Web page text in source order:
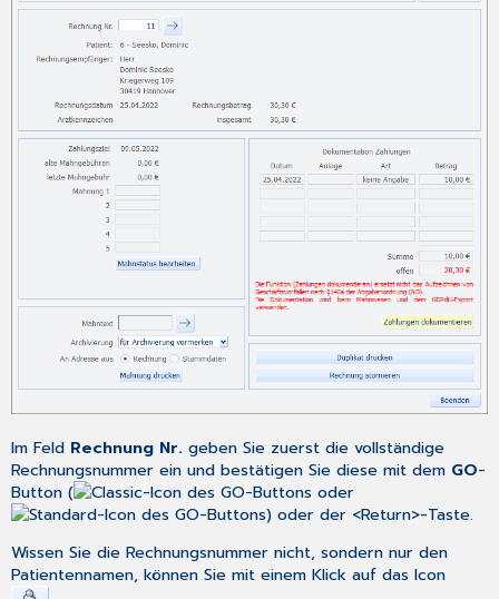
Im Feld Rechnung Nr. geben Sie zuerst die vollständige
Rechnungsnummer ein und bestätigen Sie diese mit dem GO-
Button (
oder
) oder der <Return>-Taste.
Wissen Sie die Rechnungsnummer nicht, sondern nur den
Patientennamen, können Sie mit einem Klick auf das Icon